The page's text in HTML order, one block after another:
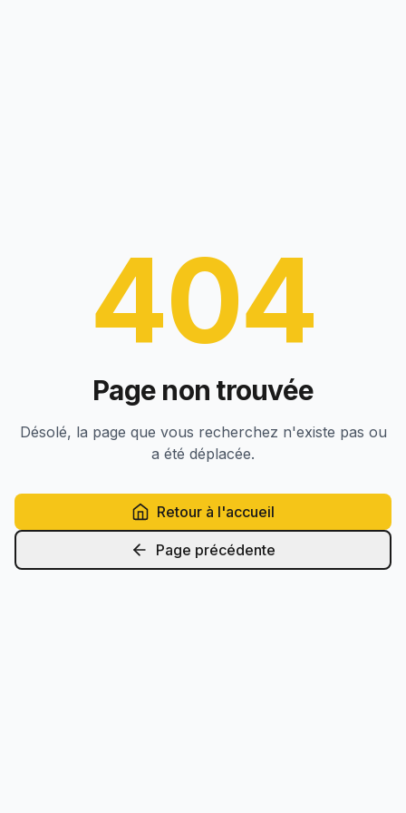
404
Page non trouvée
Désolé, la page que vous recherchez n'existe pas ou
a été déplacée.
Retour à l'accueil
Page précédente